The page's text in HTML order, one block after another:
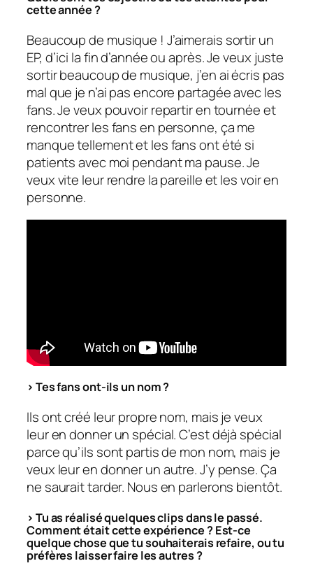
cette année ?
Beaucoup de musique ! J’aimerais sortir un
EP, d’ici la fin d’année ou après. Je veux juste
sortir beaucoup de musique, j’en ai écris pas
mal que je n’ai pas encore partagée avec les
fans. Je veux pouvoir repartir en tournée et
rencontrer les fans en personne, ça me
manque tellement et les fans ont été si
patients avec moi pendant ma pause. Je
veux vite leur rendre la pareille et les voir en
personne.
> Tes fans ont-ils un nom ?
Ils ont créé leur propre nom, mais je veux
leur en donner un spécial. C’est déjà spécial
parce qu’ils sont partis de mon nom, mais je
veux leur en donner un autre. J’y pense. Ça
ne saurait tarder. Nous en parlerons bientôt.
> Tu as réalisé quelques clips dans le passé.
Comment était cette expérience ? Est-ce
quelque chose que tu souhaiterais refaire, ou tu
préfères laisser faire les autres ?